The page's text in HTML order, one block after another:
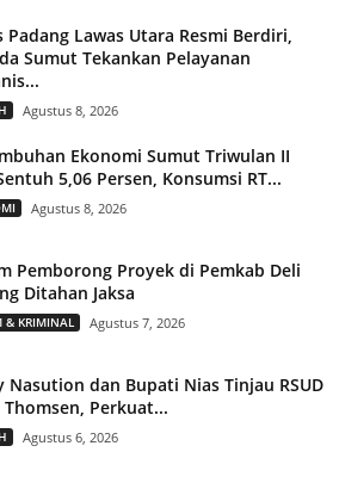
Padang Lawas Utara Resmi Berdiri,
Sumut Tekankan Pelayanan
Agustus 8, 2026
Ekonomi Sumut Triwulan II
5,06 Persen, Konsumsi RT...
Agustus 8, 2026
Pemborong Proyek di Pemkab Deli
Ditahan Jaksa
& KRIMINAL Agustus 7, 2026
Nasution dan Bupati Nias Tinjau RSUD
Perkuat...
Agustus 6, 2026